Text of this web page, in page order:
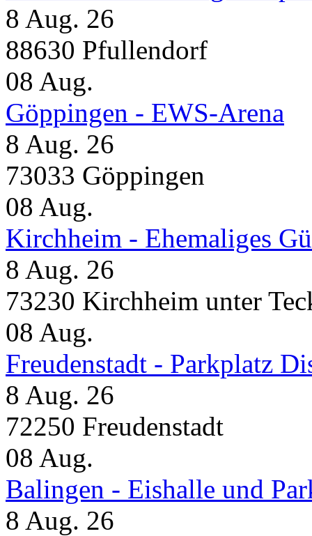
8 Aug. 26
88630 Pfullendorf
08 Aug.
Göppingen - EWS-Arena
8 Aug. 26
73033 Göppingen
08 Aug.
Kirchheim - Ehemaliges
8 Aug. 26
73230 Kirchheim unter
08 Aug.
Freudenstadt - Parkplatz
8 Aug. 26
72250 Freudenstadt
08 Aug.
Balingen - Eishalle und
8 Aug. 26